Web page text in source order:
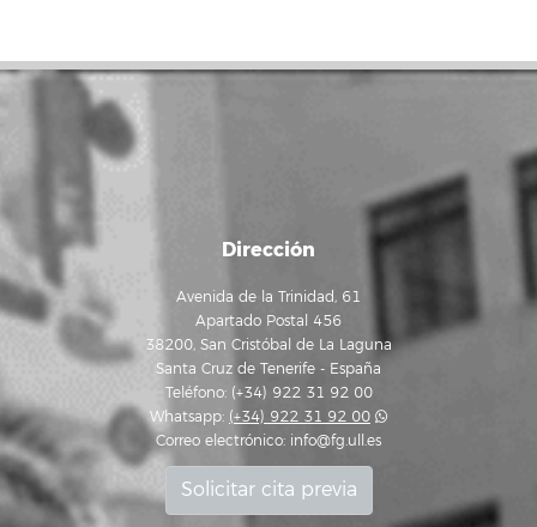
Dirección
Avenida de la Trinidad, 61
Apartado Postal 456
38200, San Cristóbal de La Laguna
Santa Cruz de Tenerife - España
Teléfono: (+34) 922 31 92 00
Whatsapp: (+34) 922 31 92 00
Correo electrónico: info@fg.ull.es
Solicitar cita previa